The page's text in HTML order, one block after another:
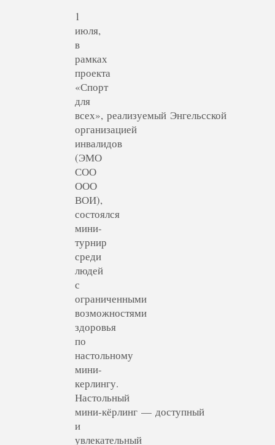
1
июля,
в
рамках
проекта
«Спорт
для
всех», реализуемый Энгельсской
организацией
инвалидов
(ЭМО
СОО
ООО
ВОИ),
состоялся
мини-
турнир
среди
людей
с
ограниченными
возможностями
здоровья
по
настольному
мини-
керлингу.
Настольный
мини‑кёрлинг — доступный
и
увлекательный